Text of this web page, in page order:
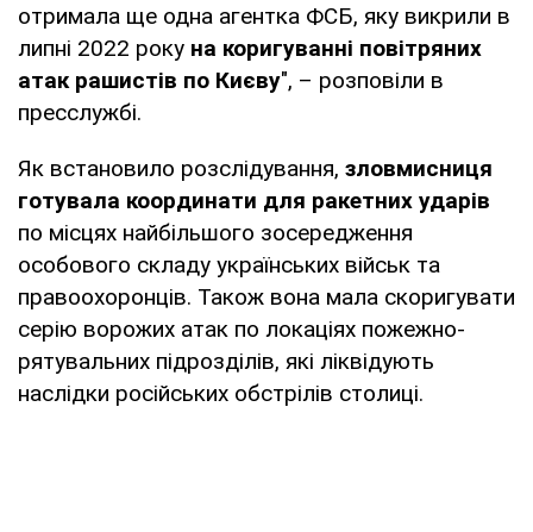
отримала ще одна агентка ФСБ, яку викрили в
липні 2022 року на коригуванні повітряних
атак рашистів по Києву", – розповіли в
пресслужбі.
Як встановило розслідування, зловмисниця
готувала координати для ракетних ударів
по місцях найбільшого зосередження
особового складу українських військ та
правоохоронців. Також вона мала скоригувати
серію ворожих атак по локаціях пожежно-
рятувальних підрозділів, які ліквідують
наслідки російських обстрілів столиці.